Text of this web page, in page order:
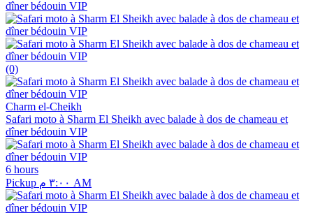
(0)
Charm el-Cheikh
Safari moto à Sharm El Sheikh avec balade à dos de chameau et
dîner bédouin VIP
6 hours
Pickup ٣:٠٠ م AM